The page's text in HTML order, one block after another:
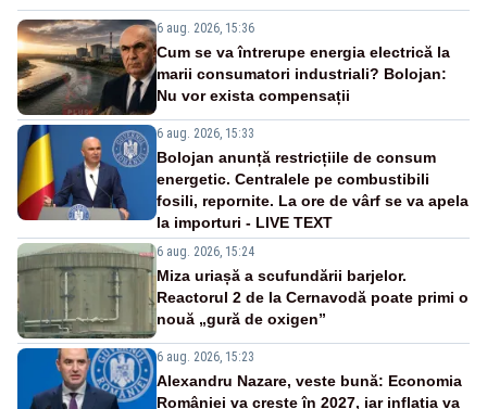
6 aug. 2026, 15:36
Cum se va întrerupe energia electrică la
marii consumatori industriali? Bolojan:
Nu vor exista compensații
6 aug. 2026, 15:33
Bolojan anunță restricțiile de consum
energetic. Centralele pe combustibili
fosili, repornite. La ore de vârf se va apela
la importuri - LIVE TEXT
6 aug. 2026, 15:24
Miza uriașă a scufundării barjelor.
Reactorul 2 de la Cernavodă poate primi o
nouă „gură de oxigen”
6 aug. 2026, 15:23
Alexandru Nazare, veste bună: Economia
României va crește în 2027, iar inflația va